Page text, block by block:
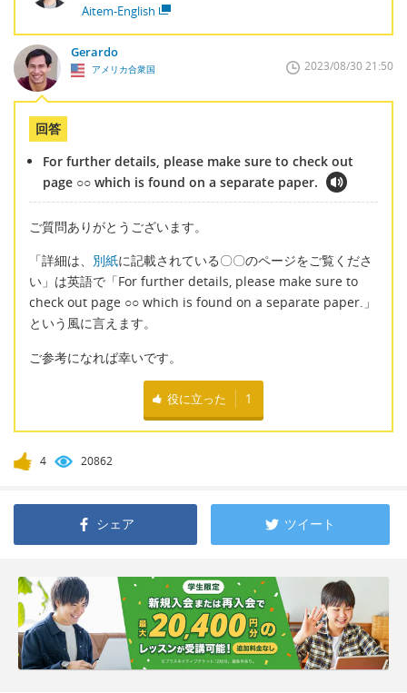
Aitem-English
Gerardo
アメリカ合衆国 2023/08/30 21:50
回答
For further details, please make sure to check out
page ○○ which is found on a separate paper.
ご質問ありがとうございます。
「詳細は、 別紙に記載されている〇〇のページをご覧くださ
い」は英語で「For further details, please make sure to
check out page ○○ which is found on a separate paper.」
という風に言えます。
ご参考になれば幸いです。
役に立った 1
4 20862
シェア ツイート